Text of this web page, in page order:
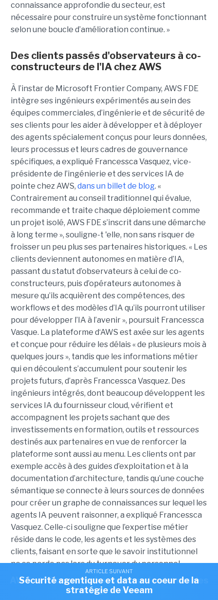
ARTICLE SUIVANT
AWS et Microsoft chassent sur les terres des
intégrateurs
connaissance approfondie du secteur, est
nécessaire pour construire un système fonctionnant
selon une boucle d’amélioration continue. »
Des clients passés d'observateurs à co-
constructeurs de l'IA chez AWS
À l’instar de Microsoft Frontier Company, AWS FDE
intègre ses ingénieurs expérimentés au sein des
équipes commerciales, d’ingénierie et de sécurité de
ses clients pour les aider à développer et à déployer
des agents spécialement conçus pour leurs données,
leurs processus et leurs cadres de gouvernance
spécifiques, a expliqué Francessca Vasquez, vice-
présidente de l’ingénierie et des services IA de
pointe chez AWS, dans un billet de blog. «
Contrairement au conseil traditionnel qui évalue,
recommande et traite chaque déploiement comme
un projet isolé, AWS FDE s’inscrit dans une démarche
à long terme », souligne-t 'elle, non sans risquer de
froisser un peu plus ses partenaires historiques. « Les
clients deviennent autonomes en matière d’IA,
passant du statut d’observateurs à celui de co-
constructeurs, puis d’opérateurs autonomes à
mesure qu’ils acquièrent des compétences, des
workflows et des modèles d’IA qu’ils pourront utiliser
pour développer l’IA à l’avenir », poursuit Francessca
Vasque. La plateforme d‘AWS est axée sur les agents
et conçue pour réduire les délais « de plusieurs mois à
quelques jours », tandis que les informations métier
qui en découlent s’accumulent pour soutenir les
projets futurs, d’après Francessca Vasquez. Des
ingénieurs intégrés, dont beaucoup développent les
services IA du fournisseur cloud, vérifient et
accompagnent les projets sachant que des
investissements en formation, outils et ressources
destinés aux partenaires en vue de renforcer la
plateforme sont aussi au menu. Les clients ont par
exemple accès à des guides d’exploitation et à la
documentation d’architecture, tandis qu’une couche
sémantique se connecte à leurs sources de données
pour créer un graphe de connaissances sur lequel les
agents IA peuvent raisonner, a expliqué Francessca
Vasquez. Celle-ci souligne que l’expertise métier
réside dans le code, les agents et les systèmes des
clients, faisant en sorte que le savoir institutionnel
ne se perde pas lors du turnover du personnel.
Sachant que ces outils de sécurité assurent
également une isolation matérielle et un
ARTICLE SUIVANT
Sécurité agentique et data au coeur de la
stratégie de Veeam